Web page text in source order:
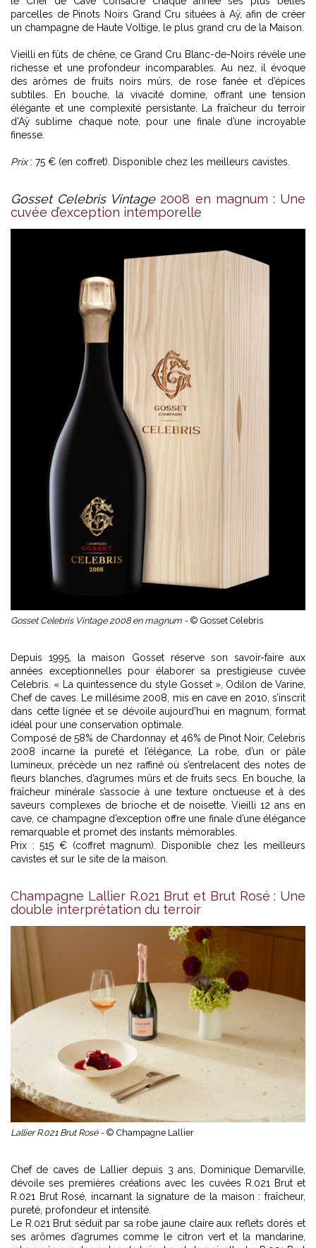
parcelles de Pinots Noirs Grand Cru situées à Aÿ, afin de créer
un champagne de Haute Voltige, le plus grand cru de la Maison.
Vieilli en fûts de chêne, ce Grand Cru Blanc-de-Noirs révèle une
richesse et une profondeur incomparables. Au nez, il évoque
des arômes de fruits noirs mûrs, de rose fanée et d’épices
subtiles. En bouche, la vivacité domine, offrant une tension
élégante et une complexité persistante. La fraîcheur du terroir
d’Aÿ sublime chaque note, pour une finale d’une incroyable
finesse.
Prix: 75 € (en coffret). Disponible chez les meilleurs cavistes.
Gosset Celebris Vintage 2008 en magnum : Une
cuvée d’exception intemporelle
Gosset Celebris Vintage 2008 en magnum - © Gosset Celebris
Depuis 1995, la maison Gosset réserve son savoir-faire aux
années exceptionnelles pour élaborer sa prestigieuse cuvée
Celebris. « La quintessence du style Gosset », Odilon de Varine,
Chef de caves. Le millésime 2008, mis en cave en 2010, s’inscrit
dans cette lignée et se dévoile aujourd’hui en magnum, format
idéal pour une conservation optimale.
Composé de 58% de Chardonnay et 46% de Pinot Noir, Celebris
2008 incarne la pureté et l’élégance, La robe, d’un or pâle
lumineux, précède un nez raffiné où s’entrelacent des notes de
fleurs blanches, d’agrumes mûrs et de fruits secs. En bouche, la
fraîcheur minérale s’associe à une texture onctueuse et à des
saveurs complexes de brioche et de noisette. Vieilli 12 ans en
cave, ce champagne d’exception offre une finale d’une élégance
remarquable et promet des instants mémorables.
Prix : 515 € (coffret magnum). Disponible chez les meilleurs
cavistes et sur le site de la maison.
Champagne Lallier R.021 Brut et Brut Rosé : Une
double interprétation du terroir
Lallier R.021 Brut Rosé - © Champagne Lallier
Chef de caves de Lallier depuis 3 ans, Dominique Demarville,
dévoile ses premières créations avec les cuvées R.021 Brut et
R.021 Brut Rosé, incarnant la signature de la maison : fraîcheur,
pureté, profondeur et intensité.
Le R.021 Brut séduit par sa robe jaune claire aux reflets dorés et
ses arômes d’agrumes comme le citron vert et la mandarine,